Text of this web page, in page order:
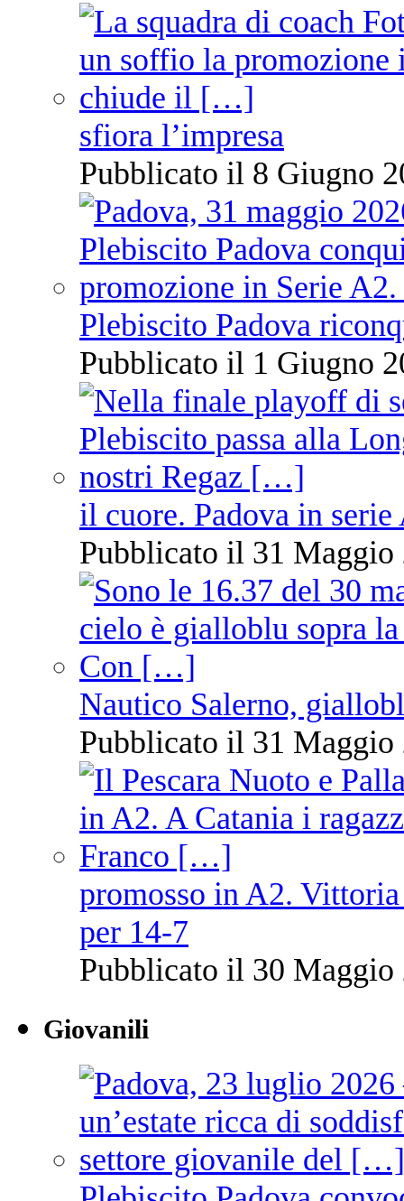
sfiora l’impresa
Pubblicato il 8 Giugno
Plebiscito Padova
Pubblicato il 1 Giugno
il cuore. Padova in serie
Pubblicato il 31 Maggio
Nautico Salerno,
Pubblicato il 31 Maggio
promosso in A2.
per 14-7
Pubblicato il 30 Maggio
Giovanili